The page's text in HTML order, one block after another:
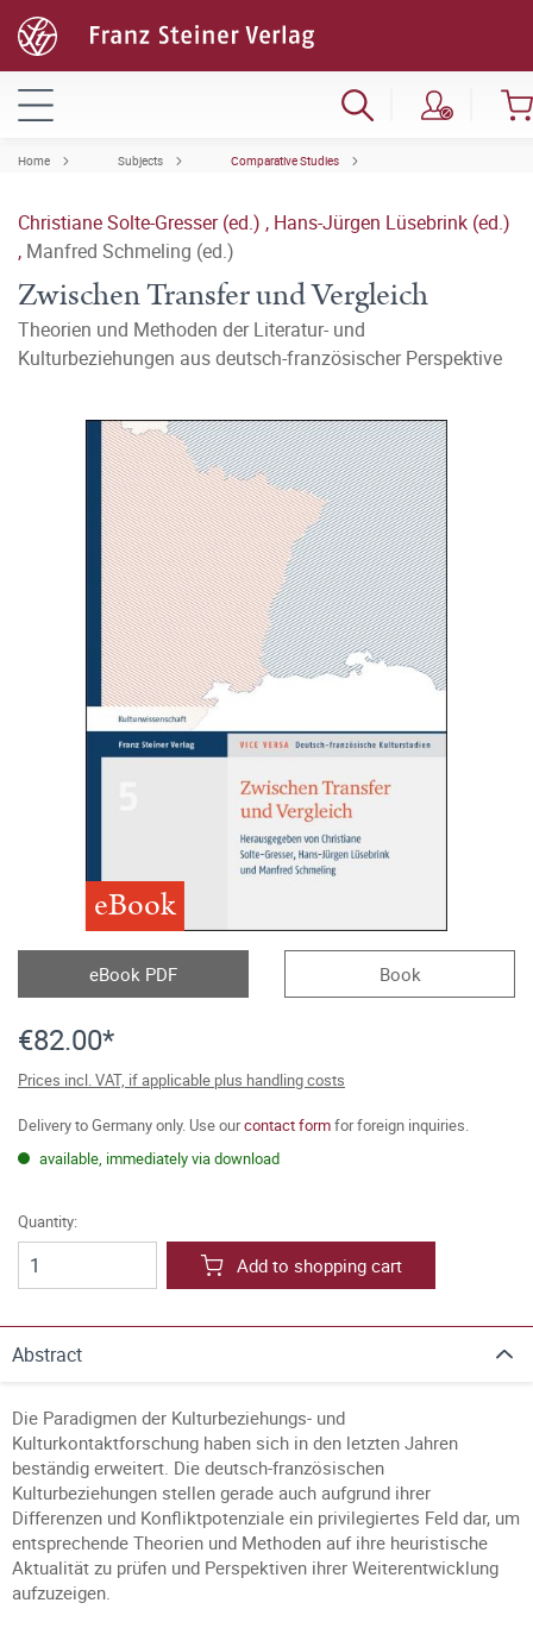
Home Subjects Comparative Studies
Christiane Solte-Gresser (ed.) , Hans-Jürgen Lüsebrink (ed.)
, Manfred Schmeling (ed.)
Zwischen Transfer und Vergleich
Theorien und Methoden der Literatur- und
Kulturbeziehungen aus deutsch-französischer Perspektive
eBook
eBook PDF Book
€82.00*
Prices incl. VAT, if applicable plus handling costs
Delivery to Germany only. Use ourcontact formfor foreign inquiries.
available, immediately via download
Quantity:
Add to shopping cart
Abstract
Die Paradigmen der Kulturbeziehungs- und
Kulturkontaktforschung haben sich in den letzten Jahren
beständig erweitert. Die deutsch-französischen
Kulturbeziehungen stellen gerade auch aufgrund ihrer
Differenzen und Konfliktpotenziale ein privilegiertes Feld dar, um
entsprechende Theorien und Methoden auf ihre heuristische
Aktualität zu prüfen und Perspektiven ihrer Weiterentwicklung
aufzuzeigen.